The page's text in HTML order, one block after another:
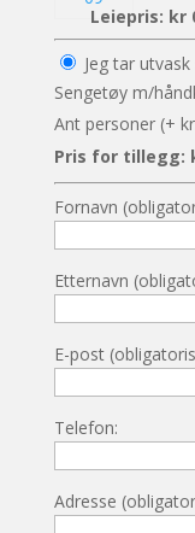
Leiepris: kr
Jeg tar utvask
Sengetøy m/
Ant personer (+
Pris for tillegg:
Fornavn
Etternavn
E-post
Telefon:
Adresse